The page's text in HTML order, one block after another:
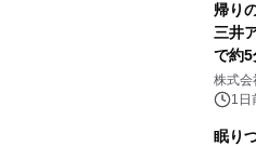
帰り
三井
で約
メニ
株式会
1日
眠り